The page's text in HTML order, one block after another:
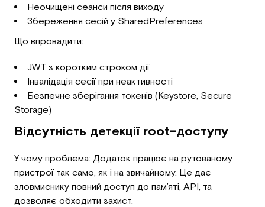
Неочищені сеанси після виходу
Збереження сесій у SharedPreferences
Що впровадити:
JWT з коротким строком дії
Інвалідація сесії при неактивності
Безпечне зберігання токенів (Keystore, Secure
Storage)
Відсутність детекції root-доступу
У чому проблема: Додаток працює на рутованому
пристрої так само, як і на звичайному. Це дає
зловмиснику повний доступ до пам’яті, API, та
дозволяє обходити захист.